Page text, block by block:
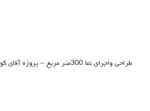
طراحی واجرای نما 300متر مربع – پروژه آقای کوهدار